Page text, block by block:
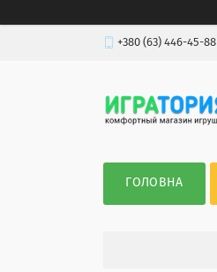
+380 (63) 446-45-88
ГОЛОВНА